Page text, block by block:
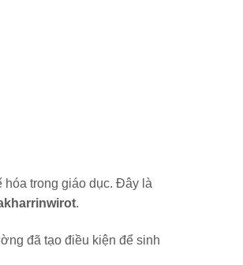
hóa trong giáo dục. Đây là
.
đã tạo điều kiện để sinh